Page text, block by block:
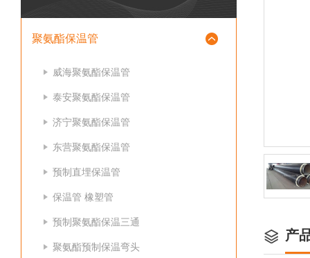
聚氨酯保温管
威海聚氨酯保温管
泰安聚氨酯保温管
济宁聚氨酯保温管
东营聚氨酯保温管
预制直埋保温管
保温管 橡塑管
预制聚氨酯保温三通
聚氨酯预制保温弯头
产